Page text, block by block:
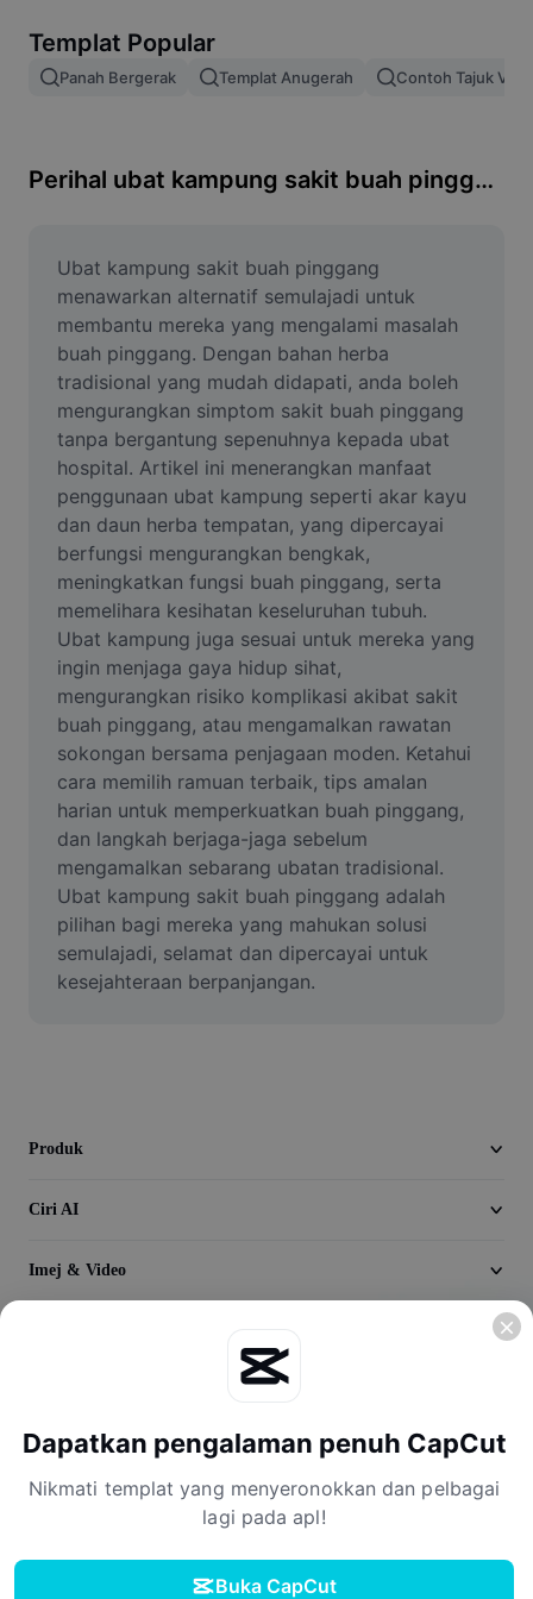
Gabungan imej
Ubah Saiz Imej
Penjana Meme
AI Text Remover
AI People Remover
AI Inpainting
Face Cutout
Video
Alih keluar latar video
Pertingkat kualiti
Editor Video
Pangkas Video
Tambahkan Sari Kata pada Video
Penukar Video
Templat Popular
Panah Bergerak Templat Anugerah Contoh Tajuk
Perihal ubat kampung sakit buah pinggang
Ubat kampung sakit buah pinggang
menawarkan alternatif semulajadi untuk
membantu mereka yang mengalami masalah
buah pinggang. Dengan bahan herba
tradisional yang mudah didapati, anda boleh
mengurangkan simptom sakit buah pinggang
tanpa bergantung sepenuhnya kepada ubat
hospital. Artikel ini menerangkan manfaat
penggunaan ubat kampung seperti akar kayu
dan daun herba tempatan, yang dipercayai
berfungsi mengurangkan bengkak,
meningkatkan fungsi buah pinggang, serta
memelihara kesihatan keseluruhan tubuh.
Ubat kampung juga sesuai untuk mereka yang
ingin menjaga gaya hidup sihat,
mengurangkan risiko komplikasi akibat sakit
buah pinggang, atau mengamalkan rawatan
sokongan bersama penjagaan moden. Ketahui
cara memilih ramuan terbaik, tips amalan
harian untuk memperkuatkan buah pinggang,
dan langkah berjaga-jaga sebelum
mengamalkan sebarang ubatan tradisional.
Ubat kampung sakit buah pinggang adalah
pilihan bagi mereka yang mahukan solusi
semulajadi, selamat dan dipercayai untuk
kesejahteraan berpanjangan.
Produk
Ciri AI
Imej & Video
Dasar Privasi Dasar Kuki
Dapatkan pengalaman penuh CapCut
Nikmati templat yang menyeronokkan dan pelbagai
lagi pada apl!
Buka CapCut